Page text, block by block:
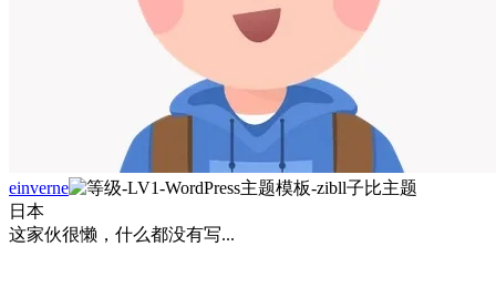
einverne
日本
这家伙很懒，什么都没有写...